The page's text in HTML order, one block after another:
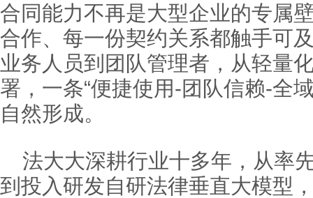
合同能力不再是大型企业的专属
合作、每一份契约关系都触手可
业务人员到团队管理者，从轻量
署，一条“便捷使用-团队信赖-全
自然形成。
法大大深耕行业十多年，从率
到投入研发自研法律垂直大模型